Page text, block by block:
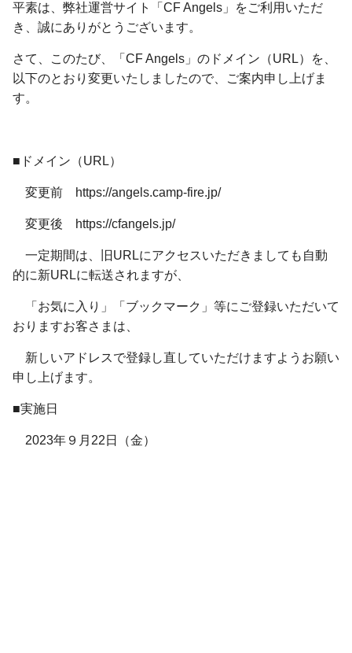
平素は、弊社運営サイト「CF Angels」をご利用いただ
き、誠にありがとうございます。
さて、このたび、「CF Angels」のドメイン（URL）を、
以下のとおり変更いたしましたので、ご案内申し上げま
す。
■ドメイン（URL）
変更前 https://angels.camp-fire.jp/
変更後 https://cfangels.jp/
一定期間は、旧URLにアクセスいただきましても自動
的に新URLに転送されますが、
「お気に入り」「ブックマーク」等にご登録いただいて
おりますお客さまは、
新しいアドレスで登録し直していただけますようお願い
申し上げます。
■実施日
2023年９月22日（金）